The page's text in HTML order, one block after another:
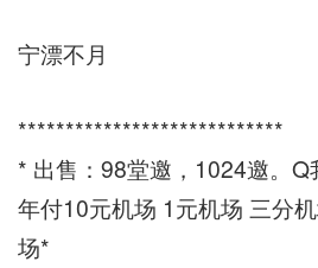
宁漂不月
****************************
* 出售：98堂邀，1024邀。Q
年付10元机场 1元机场 三分
场*